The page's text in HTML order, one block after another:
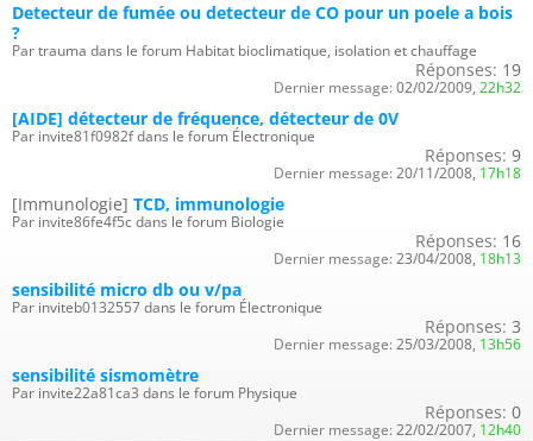
Detecteur de fumée ou detecteur de CO pour un poele a bois
?
Par trauma dans le forum Habitat bioclimatique, isolation et chauffage
Réponses: 19
Dernier message: 02/02/2009, 22h32
[AIDE] détecteur de fréquence, détecteur de 0V
Par invite81f0982f dans le forum Électronique
Réponses: 9
Dernier message: 20/11/2008, 17h18
[Immunologie] TCD, immunologie
Par invite86fe4f5c dans le forum Biologie
Réponses: 16
Dernier message: 23/04/2008, 18h13
sensibilité micro db ou v/pa
Par inviteb0132557 dans le forum Électronique
Réponses: 3
Dernier message: 25/03/2008, 13h56
sensibilité sismomètre
Par invite22a81ca3 dans le forum Physique
Réponses: 0
Dernier message: 22/02/2007, 12h40